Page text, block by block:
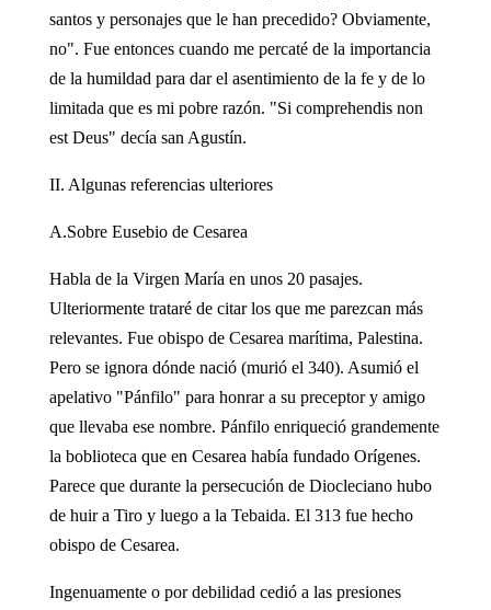
santos y personajes que le han precedido? Obviamente,
no". Fue entonces cuando me percaté de la importancia
de la humildad para dar el asentimiento de la fe y de lo
limitada que es mi pobre razón. "Si comprehendis non
est Deus" decía san Agustín.
II. Algunas referencias ulteriores
A.Sobre Eusebio de Cesarea
Habla de la Virgen María en unos 20 pasajes.
Ulteriormente trataré de citar los que me parezcan más
relevantes. Fue obispo de Cesarea marítima, Palestina.
Pero se ignora dónde nació (murió el 340). Asumió el
apelativo "Pánfilo" para honrar a su preceptor y amigo
que llevaba ese nombre. Pánfilo enriqueció grandemente
la boblioteca que en Cesarea había fundado Orígenes.
Parece que durante la persecución de Diocleciano hubo
de huir a Tiro y luego a la Tebaida. El 313 fue hecho
obispo de Cesarea.
Ingenuamente o por debilidad cedió a las presiones